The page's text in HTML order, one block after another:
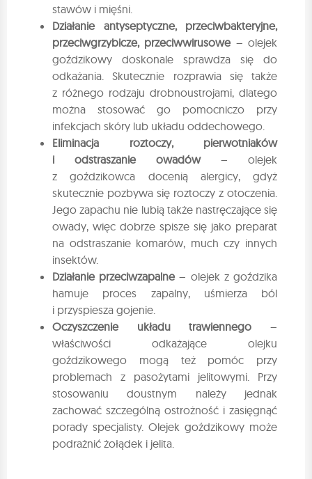
stawów i mięśni.
Działanie antyseptyczne, przeciwbakteryjne,
przeciwgrzybicze, przeciwwirusowe– olejek
goździkowy doskonale sprawdza się do
odkażania. Skutecznie rozprawia się także
z różnego rodzaju drobnoustrojami, dlatego
można stosować go pomocniczo przy
infekcjach skóry lub układu oddechowego.
Eliminacja roztoczy, pierwotniaków
i odstraszanie owadów– olejek
z goździkowca docenią alergicy, gdyż
skutecznie pozbywa się roztoczy z otoczenia.
Jego zapachu nie lubią także nastręczające się
owady, więc dobrze spisze się jako preparat
na odstraszanie komarów, much czy innych
insektów.
Działanie przeciwzapalne– olejek z goździka
hamuje proces zapalny, uśmierza ból
i przyspiesza gojenie.
Oczyszczenie układu trawiennego –
właściwości odkażające olejku
goździkowego mogą też pomóc przy
problemach z pasożytami jelitowymi. Przy
stosowaniu doustnym należy jednak
zachować szczególną ostrożność i zasięgnąć
porady specjalisty. Olejek goździkowy może
podrażnić żołądek i jelita.